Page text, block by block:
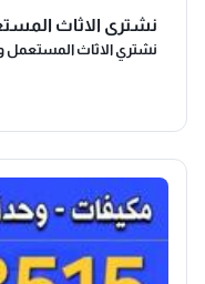
نشتري الاثاث
نشتري الاثاث المستعمل